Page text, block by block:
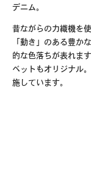
デニム。
昔ながらの力織機を
「動き」のある豊か
的な色落ちが表れま
ベットもオリジナル
施しています。